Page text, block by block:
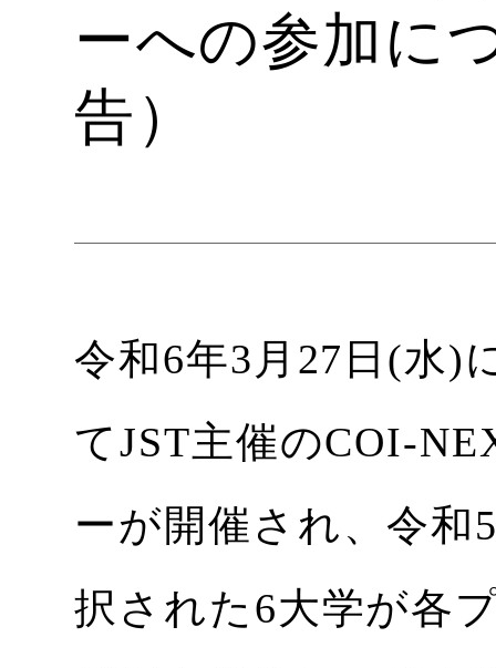
ーへの参加に
告）
令和6年3月27日(水)
てJST主催のCOI-
ーが開催され、令和
択された6大学が各